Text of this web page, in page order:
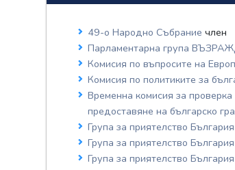
49-о Народно Събраниечлен
Парламентарна група
Комисия по въпросите на
Комисия по политиките за
Временна комисия за
предоставяне на българско
Група за приятелство
Група за приятелство
Група за приятелство